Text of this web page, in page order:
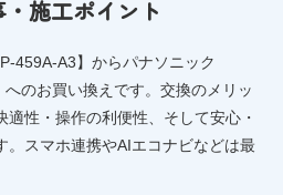
施工ポイント
459A-A3】からパナソニック
のお買い換えです。交換のメリッ
適性・操作の利便性、そして安心・
。スマホ連携やAIエコナビなどは最